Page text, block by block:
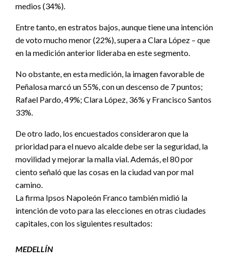
medios (34%).
Entre tanto, en estratos bajos, aunque tiene una intención
de voto mucho menor (22%), supera a Clara López – que
en la medición anterior lideraba en este segmento.
No obstante, en esta medición, la imagen favorable de
Peñalosa marcó un 55%, con un descenso de 7 puntos;
Rafael Pardo, 49%; Clara López, 36% y Francisco Santos
33%.
De otro lado, los encuestados consideraron que la
prioridad para el nuevo alcalde debe ser la seguridad, la
movilidad y mejorar la malla vial. Además, el 80 por
ciento señaló que las cosas en la ciudad van por mal
camino.
La firma Ipsos Napoleón Franco también midió la
intención de voto para las elecciones en otras ciudades
capitales, con los siguientes resultados:
MEDELLÍN